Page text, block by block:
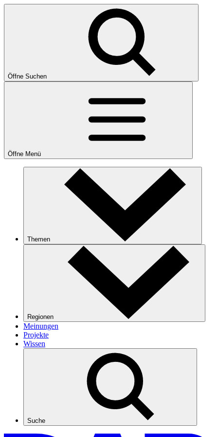
Öffne Suchen
Öffne Menü
Themen
Regionen
Meinungen
Projekte
Wissen
Suche